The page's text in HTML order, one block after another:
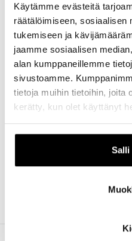
Käytämme evästeitä
räätälöimiseen, sosiaalisen
tukemiseen ja
jaamme sosiaalisen
alan kumppaneillemme
sivustoamme.
tietoja muihin tietoihin, joita
kerätty, kun olet käyttänyt
Salli
saakka.
Tervetuloa ihastelemaan
joka on rakennettu 1.
päähän,
Hesburgeria
Pienoisrautatien ovat
rakentaneet
Lerkka, Kari Wikström,
Junarata on nähtävillä
Lämpimästi tervetuloa!